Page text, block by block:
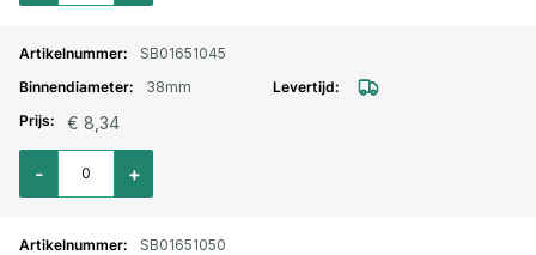
SB01651045
38mm
€ 8,34
Aantal voor Zuigslang Luisiana Superelastic 38mm
+
-
SB01651050